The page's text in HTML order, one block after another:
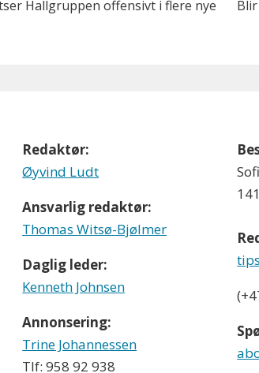
Hallgruppen offensivt i flere nye
Redaktør:
Øyvind Ludt
Ansvarlig redaktør:
Thomas Witsø-Bjølmer
Daglig leder:
Kenneth Johnsen
Annonsering:
Trine Johannessen
Tlf: 958 92 938